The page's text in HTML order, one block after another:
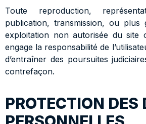
Toute reproduction,
publication, transmission, ou plus
exploitation non autorisée du site
engage la responsabilité de
d’entraîner des poursuites
contrefaçon.
PROTECTION DES